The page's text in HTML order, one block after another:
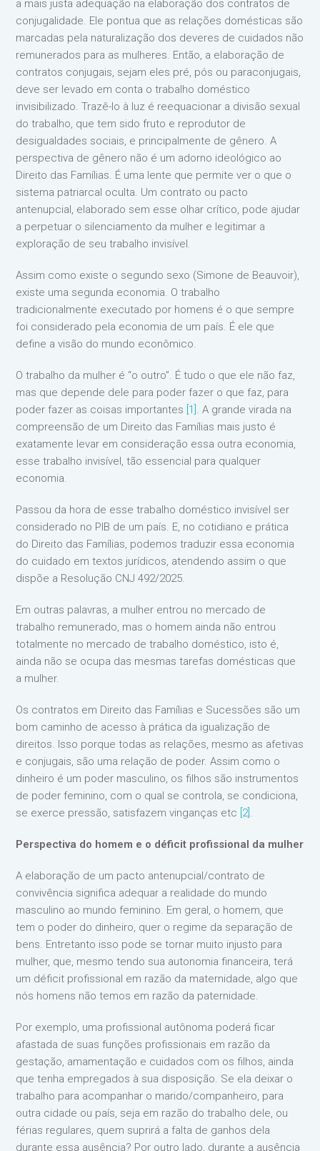
a mais justa adequação na elaboração dos contratos de
conjugalidade. Ele pontua que as relações domésticas são
marcadas pela naturalização dos deveres de cuidados não
remunerados para as mulheres. Então, a elaboração de
contratos conjugais, sejam eles pré, pós ou paraconjugais,
deve ser levado em conta o trabalho doméstico
invisibilizado. Trazê-lo à luz é reequacionar a divisão sexual
do trabalho, que tem sido fruto e reprodutor de
desigualdades sociais, e principalmente de gênero. A
perspectiva de gênero não é um adorno ideológico ao
Direito das Famílias. É uma lente que permite ver o que o
sistema patriarcal oculta. Um contrato ou pacto
antenupcial, elaborado sem esse olhar crítico, pode ajudar
a perpetuar o silenciamento da mulher e legitimar a
exploração de seu trabalho invisível.
Assim como existe o segundo sexo (Simone de Beauvoir),
existe uma segunda economia. O trabalho
tradicionalmente executado por homens é o que sempre
foi considerado pela economia de um país. É ele que
define a visão do mundo econômico.
O trabalho da mulher é “o outro”. É tudo o que ele não faz,
mas que depende dele para poder fazer o que faz, para
poder fazer as coisas importantes [1] . A grande virada na
compreensão de um Direito das Famílias mais justo é
exatamente levar em consideração essa outra economia,
esse trabalho invisível, tão essencial para qualquer
economia.
Passou da hora de esse trabalho doméstico invisível ser
considerado no PIB de um país. E, no cotidiano e prática
do Direito das Famílias, podemos traduzir essa economia
do cuidado em textos jurídicos, atendendo assim o que
dispõe a Resolução CNJ 492/2025.
Em outras palavras, a mulher entrou no mercado de
trabalho remunerado, mas o homem ainda não entrou
totalmente no mercado de trabalho doméstico, isto é,
ainda não se ocupa das mesmas tarefas domésticas que
a mulher.
Os contratos em Direito das Famílias e Sucessões são um
bom caminho de acesso à prática da igualização de
direitos. Isso porque todas as relações, mesmo as afetivas
e conjugais, são uma relação de poder. Assim como o
dinheiro é um poder masculino, os filhos são instrumentos
de poder feminino, com o qual se controla, se condiciona,
se exerce pressão, satisfazem vinganças etc [2].
Perspectiva do homem e o déficit profissional da mulher
A elaboração de um pacto antenupcial/contrato de
convivência significa adequar a realidade do mundo
masculino ao mundo feminino. Em geral, o homem, que
tem o poder do dinheiro, quer o regime da separação de
bens. Entretanto isso pode se tornar muito injusto para
mulher, que, mesmo tendo sua autonomia financeira, terá
um déficit profissional em razão da maternidade, algo que
nós homens não temos em razão da paternidade.
Por exemplo, uma profissional autônoma poderá ficar
afastada de suas funções profissionais em razão da
gestação, amamentação e cuidados com os filhos, ainda
que tenha empregados à sua disposição. Se ela deixar o
trabalho para acompanhar o marido/companheiro, para
outra cidade ou país, seja em razão do trabalho dele, ou
férias regulares, quem suprirá a falta de ganhos dela
durante essa ausência? Por outro lado, durante a ausência